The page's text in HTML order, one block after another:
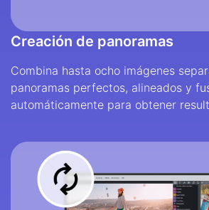
Creación de panoramas
Combina hasta ocho imágenes
panoramas perfectos, alineados y
automáticamente para obtener